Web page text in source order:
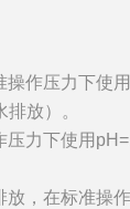
作压力下使
放）。
力下使用
，在标准操